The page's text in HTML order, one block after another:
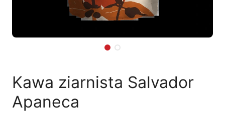
Kawa ziarnista Salvador
Apaneca
Reklamacja naprawy 📦Reklamacja towaru